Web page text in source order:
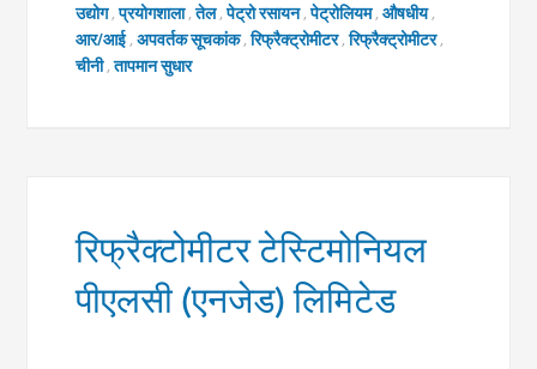
उद्योग,प्रयोगशाला,तेल,पेट्रो रसायन,पेट्रोलियम,औषधीय,
आर/आई,अपवर्तक सूचकांक,रिफ्रैक्ट्रोमीटर,रिफ्रैक्ट्रोमीटर,
चीनी,तापमान सुधार
रिफ्रैक्टोमीटर टेस्टिमोनियल
पीएलसी (एनजेड) लिमिटेड